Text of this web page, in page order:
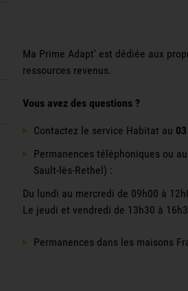
Ma Prime Adapt' est dédiée aux
ressources revenus.
Vous avez des questions ?
Contactez le service Habitat au
Permanences téléphoniques ou
Sault-lès-Rethel) :
Du lundi au mercredi de 09h00 à
Le jeudi et vendredi de 13h30 à
Permanences dans les maisons